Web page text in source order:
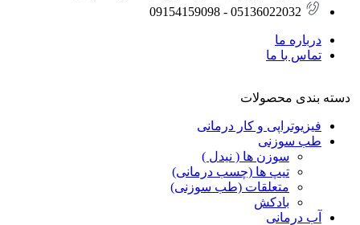
05136022032 - 09154159098
درباره ما
تماس با ما
دسته بندی محصولات
فیزیوتراپی و کار درمانی
طب سوزنی
سوزن ها ( نیدل )
تیپ ها (چسب درمانی)
متعلقات (طب سوزنی)
بادکش
آب درمانی